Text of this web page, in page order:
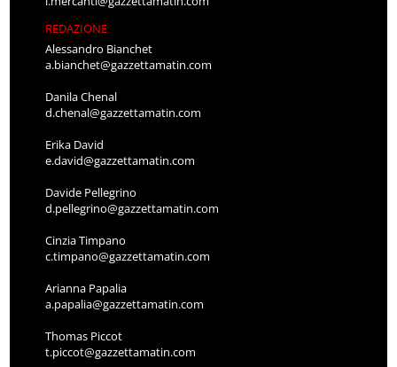
REDAZIONE
Alessandro Bianchet
a.bianchet@gazzettamatin.com
Danila Chenal
d.chenal@gazzettamatin.com
Erika David
e.david@gazzettamatin.com
Davide Pellegrino
d.pellegrino@gazzettamatin.com
Cinzia Timpano
c.timpano@gazzettamatin.com
Arianna Papalia
a.papalia@gazzettamatin.com
Thomas Piccot
t.piccot@gazzettamatin.com